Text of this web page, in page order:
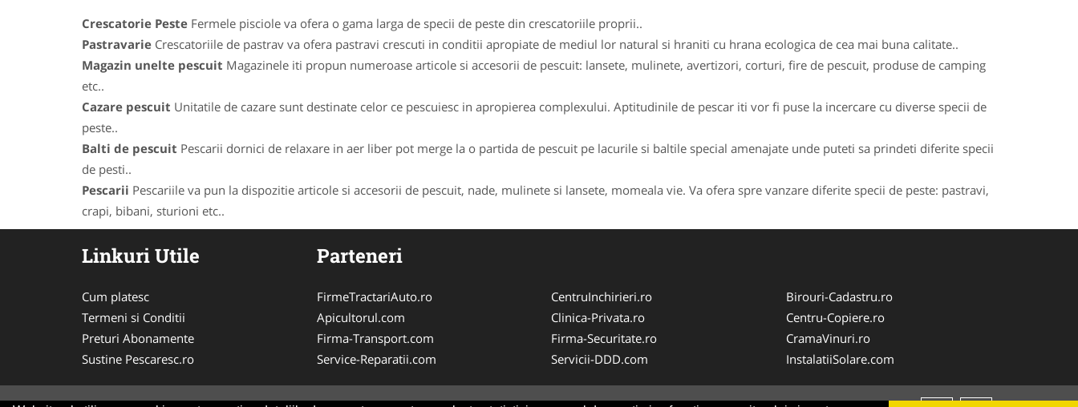
Crescatorie Peste Fermele pisciole va ofera o gama larga de specii de peste din crescatoriile proprii..
Pastravarie Crescatoriile de pastrav va ofera pastravi crescuti in conditii apropiate de mediul lor natural si hraniti cu hrana ecologica de cea mai buna calitate..
Magazin unelte pescuit Magazinele iti propun numeroase articole si accesorii de pescuit: lansete, mulinete, avertizori, corturi, fire de pescuit, produse de camping
etc..
Cazare pescuit Unitatile de cazare sunt destinate celor ce pescuiesc in apropierea complexului. Aptitudinile de pescar iti vor fi puse la incercare cu diverse specii de
peste..
Balti de pescuit Pescarii dornici de relaxare in aer liber pot merge la o partida de pescuit pe lacurile si baltile special amenajate unde puteti sa prindeti diferite specii
de pesti..
Pescarii Pescariile va pun la dispozitie articole si accesorii de pescuit, nade, mulinete si lansete, momeala vie. Va ofera spre vanzare diferite specii de peste: pastravi,
crapi, bibani, sturioni etc..
Linkuri Utile
Cum platesc
Termeni si Conditii
Preturi Abonamente
Sustine Pescaresc.ro
Parteneri
FirmeTractariAuto.ro
Apicultorul.com
Firma-Transport.com
Service-Reparatii.com
CentruInchirieri.ro
Clinica-Privata.ro
Firma-Securitate.ro
Servicii-DDD.com
Birouri-Cadastru.ro
Centru-Copiere.ro
CramaVinuri.ro
InstalatiiSolare.com